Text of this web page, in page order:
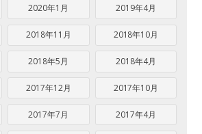
2020年1月 2019年4月
2018年11月 2018年10月
2018年5月 2018年4月
2017年12月 2017年10月
2017年7月 2017年4月